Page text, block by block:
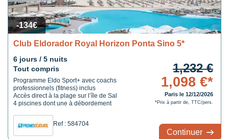
-134€
Club Eldorador Royal Horizon Ponta Sino 5*
6 jours / 5 nuits
Tout compris
Programme Eldo Sport+ avec coachs
professionnels (fitness) inclus
Accès direct à la plage sur l’île de Sal
4 piscines dont une à débordement
Ref : 584704
1,232 €
1,098 €*
Paris le 12/12/2026
*Prix à partir de, TTC/pers.
Continuer